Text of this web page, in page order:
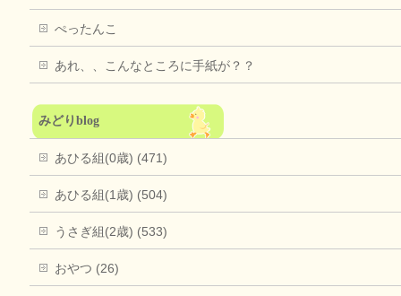
ぺったんこ
あれ、、こんなところに手紙が？？
みどりblog
あひる組(0歳) (471)
あひる組(1歳) (504)
うさぎ組(2歳) (533)
おやつ (26)